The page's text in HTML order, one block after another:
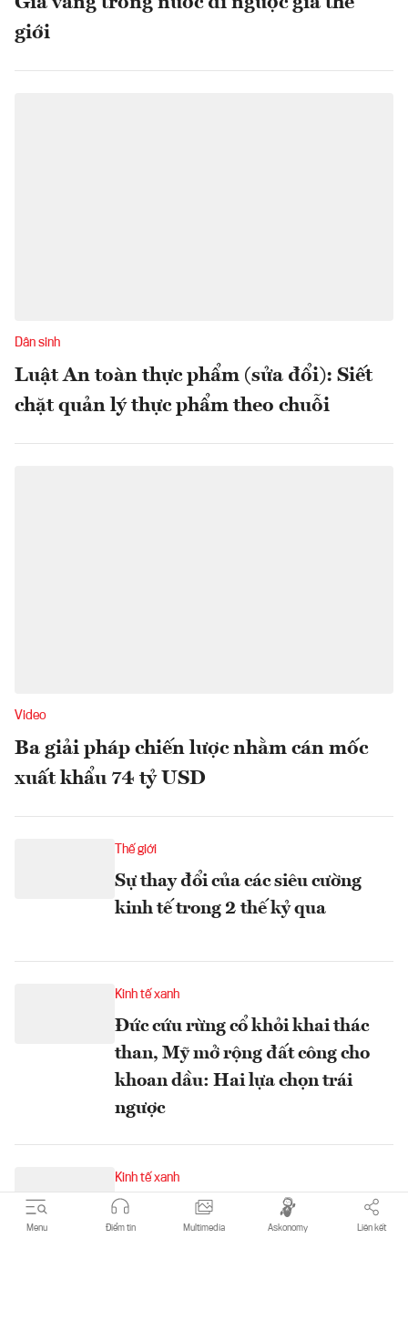
Menu Điểm tin Multimedia Askonomy Liên kết
giới
Dân sinh
Luật An toàn thực phẩm (sửa đổi): Siết
chặt quản lý thực phẩm theo chuỗi
Video
Ba giải pháp chiến lược nhằm cán mốc
xuất khẩu 74 tỷ USD
Thế giới
Sự thay đổi của các siêu cường
kinh tế trong 2 thế kỷ qua
Kinh tế xanh
Đức cứu rừng cổ khỏi khai thác
than, Mỹ mở rộng đất công cho
khoan dầu: Hai lựa chọn trái
ngược
Kinh tế xanh
Xe điện Trung Quốc tăng tốc tại
Hàn Quốc: Khi "made in China"